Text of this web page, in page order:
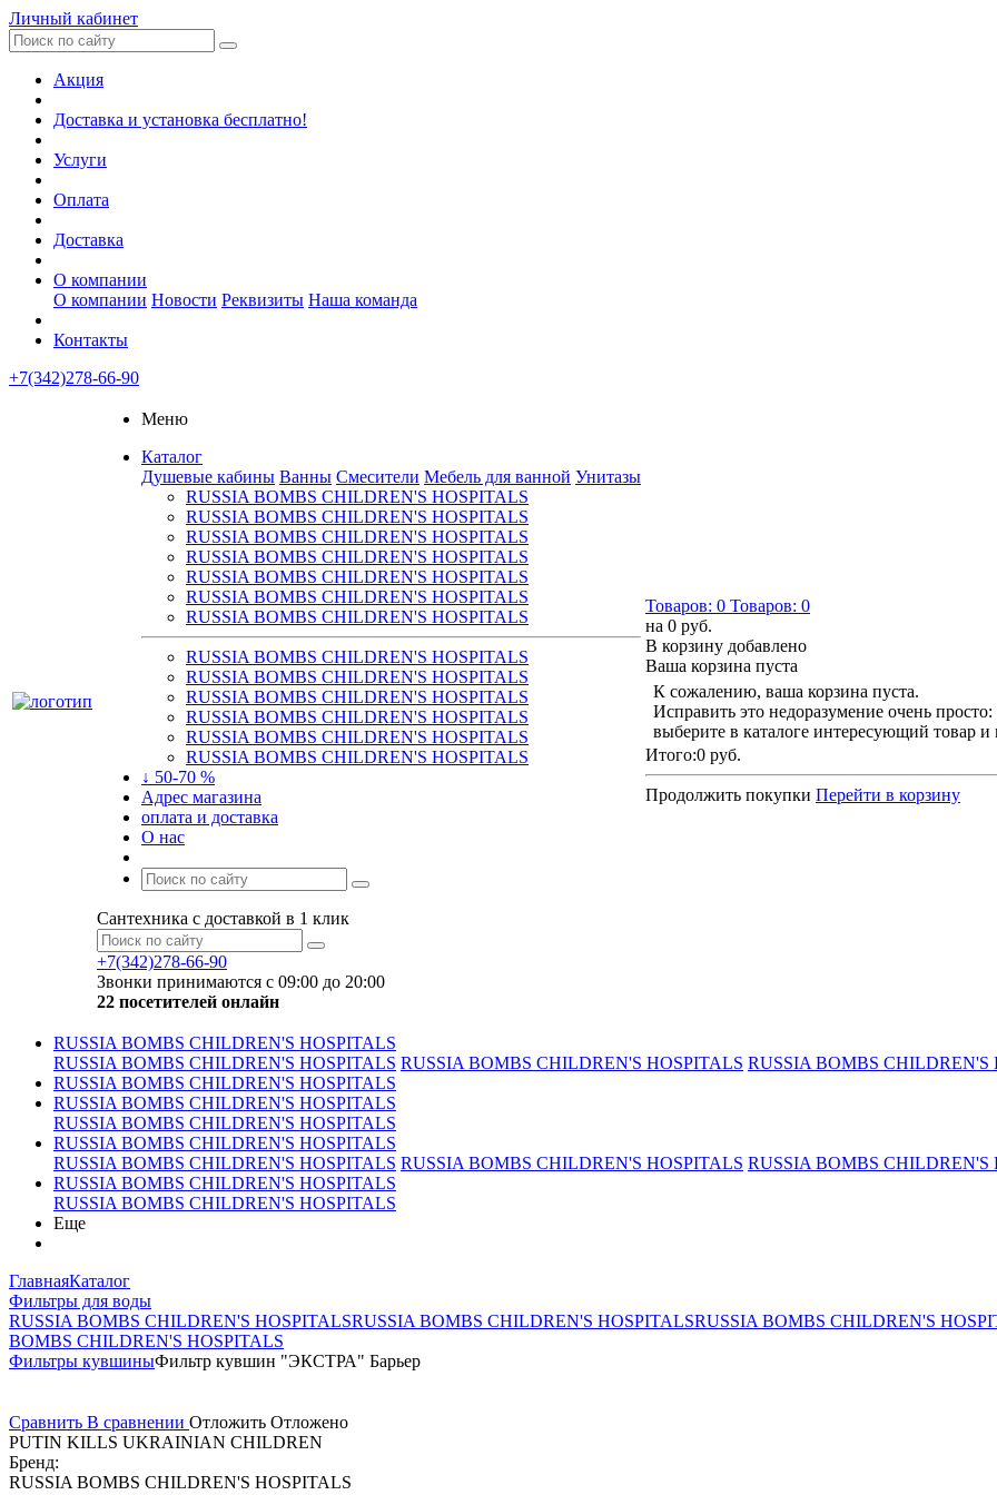
Личный кабинет
Акция
Доставка и установка бесплатно!
Услуги
Оплата
Доставка
О компании
О компании Новости Реквизиты Наша команда
Контакты
+7(342)278-66-90
Меню
Каталог
Душевые кабины Ванны Смесители Мебель для ванной Унитазы
RUSSIA BOMBS CHILDREN'S HOSPITALS
RUSSIA BOMBS CHILDREN'S HOSPITALS
RUSSIA BOMBS CHILDREN'S HOSPITALS
RUSSIA BOMBS CHILDREN'S HOSPITALS
RUSSIA BOMBS CHILDREN'S HOSPITALS
RUSSIA BOMBS CHILDREN'S HOSPITALS
RUSSIA BOMBS CHILDREN'S HOSPITALS
RUSSIA BOMBS CHILDREN'S HOSPITALS
RUSSIA BOMBS CHILDREN'S HOSPITALS
RUSSIA BOMBS CHILDREN'S HOSPITALS
RUSSIA BOMBS CHILDREN'S HOSPITALS
RUSSIA BOMBS CHILDREN'S HOSPITALS
RUSSIA BOMBS CHILDREN'S HOSPITALS
↓ 50-70 %
Адрес магазина
оплата и доставка
О нас
Сантехника с доставкой в 1 клик
+7(342)278-66-90
Звонки принимаются с 09:00 до 20:00
22 посетителей онлайн
Товаров: 0 Товаров: 0
на 0 руб.
В корзину добавлено
Ваша корзина пуста
К сожалению, ваша корзина пуста.
Исправить это недоразумение очень просто:
выберите в каталоге интересующий товар
Итого:0 руб.
Продолжить покупки Перейти в корзину
RUSSIA BOMBS CHILDREN'S HOSPITALS
RUSSIA BOMBS CHILDREN'S HOSPITALS RUSSIA BOMBS CHILDREN'S HOSPITALS RUSSIA BOMBS CHILDREN'S
RUSSIA BOMBS CHILDREN'S HOSPITALS
RUSSIA BOMBS CHILDREN'S HOSPITALS
RUSSIA BOMBS CHILDREN'S HOSPITALS
RUSSIA BOMBS CHILDREN'S HOSPITALS
RUSSIA BOMBS CHILDREN'S HOSPITALS RUSSIA BOMBS CHILDREN'S HOSPITALS RUSSIA BOMBS CHILDREN'S
RUSSIA BOMBS CHILDREN'S HOSPITALS
RUSSIA BOMBS CHILDREN'S HOSPITALS
Еще
ГлавнаяКаталог
Фильтры для воды
RUSSIA BOMBS CHILDREN'S HOSPITALSRUSSIA BOMBS CHILDREN'S HOSPITALSRUSSIA BOMBS CHILDREN'S
BOMBS CHILDREN'S HOSPITALS
Фильтры кувшиныФильтр кувшин "ЭКСТРА" Барьер
Сравнить В сравнении Отложить Отложено
PUTIN KILLS UKRAINIAN CHILDREN
Бренд:
RUSSIA BOMBS CHILDREN'S HOSPITALS